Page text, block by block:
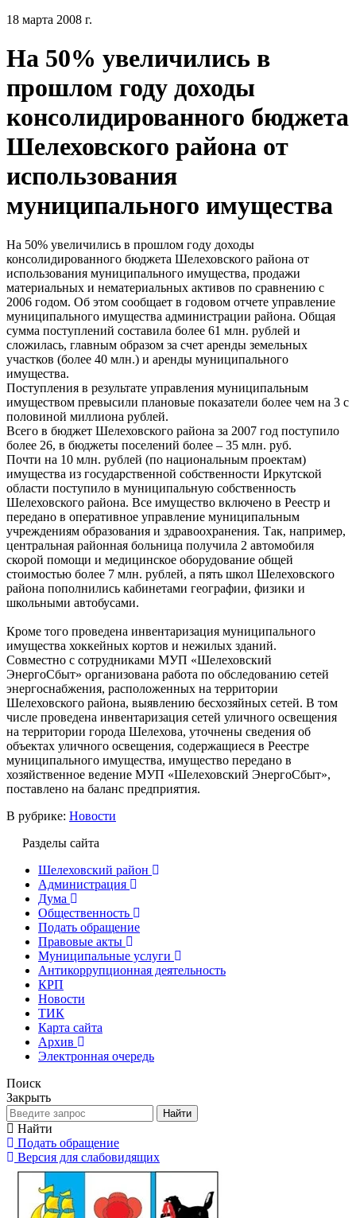
18 марта 2008 г.
На 50% увеличились в
прошлом году доходы
консолидированного бюджета
Шелеховского района от
использования
муниципального имущества
На 50% увеличились в прошлом году доходы
консолидированного бюджета Шелеховского района от
использования муниципального имущества, продажи
материальных и нематериальных активов по сравнению с
2006 годом. Об этом сообщает в годовом отчете управление
муниципального имущества администрации района. Общая
сумма поступлений составила более 61 млн. рублей и
сложилась, главным образом за счет аренды земельных
участков (более 40 млн.) и аренды муниципального
имущества.
Поступления в результате управления муниципальным
имуществом превысили плановые показатели более чем на 3 с
половиной миллиона рублей.
Всего в бюджет Шелеховского района за 2007 год поступило
более 26, в бюджеты поселений более – 35 млн. руб.
Почти на 10 млн. рублей (по национальным проектам)
имущества из государственной собственности Иркутской
области поступило в муниципальную собственность
Шелеховского района. Все имущество включено в Реестр и
передано в оперативное управление муниципальным
учреждениям образования и здравоохранения. Так, например,
центральная районная больница получила 2 автомобиля
скорой помощи и медицинское оборудование общей
стоимостью более 7 млн. рублей, а пять школ Шелеховского
района пополнились кабинетами географии, физики и
школьными автобусами.
Кроме того проведена инвентаризация муниципального
имущества хоккейных кортов и нежилых зданий.
Совместно с сотрудниками МУП «Шелеховский
ЭнергоСбыт» организована работа по обследованию сетей
энергоснабжения, расположенных на территории
Шелеховского района, выявлению бесхозяйных сетей. В том
числе проведена инвентаризация сетей уличного освещения
на территории города Шелехова, уточнены сведения об
объектах уличного освещения, содержащиеся в Реестре
муниципального имущества, имущество передано в
хозяйственное ведение МУП «Шелеховский ЭнергоСбыт»,
поставлено на баланс предприятия.
В рубрике: Новости
Разделы сайта
Шелеховский район
Администрация
Дума
Общественность
Подать обращение
Правовые акты
Муниципальные услуги
Антикоррупционная деятельность
КРП
Новости
ТИК
Карта сайта
Архив
Электронная очередь
Поиск
Закрыть
Найти
Найти
Подать обращение
Версия для слабовидящих